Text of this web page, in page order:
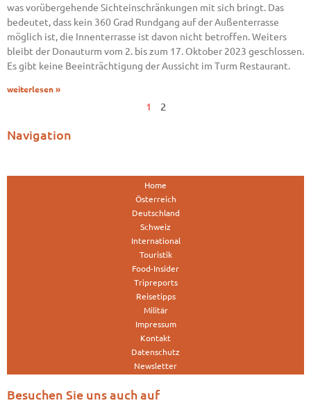
was vorübergehende Sichteinschränkungen mit sich bringt. Das
bedeutet, dass kein 360 Grad Rundgang auf der Außenterrasse
möglich ist, die Innenterrasse ist davon nicht betroffen. Weiters
bleibt der Donauturm vom 2. bis zum 17. Oktober 2023 geschlossen.
Es gibt keine Beeinträchtigung der Aussicht im Turm Restaurant.
weiterlesen »
1 2
Navigation
Home
Österreich
Deutschland
Schweiz
International
Touristik
Food-Insider
Tripreports
Reisetipps
Militär
Impressum
Kontakt
Datenschutz
Newsletter
Besuchen Sie uns auch auf